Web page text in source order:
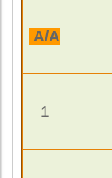
Α/Α
1